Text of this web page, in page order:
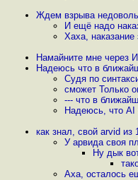
Ждем взрыва
И ещё надо
Хаха,
Намайните мне через
Надеюсь что в
Судя по
сможет Только
--- что в
Надеюсь, что AI
как знал, свой arvid из
У арвида своя
Ну дык
Аха, осталось